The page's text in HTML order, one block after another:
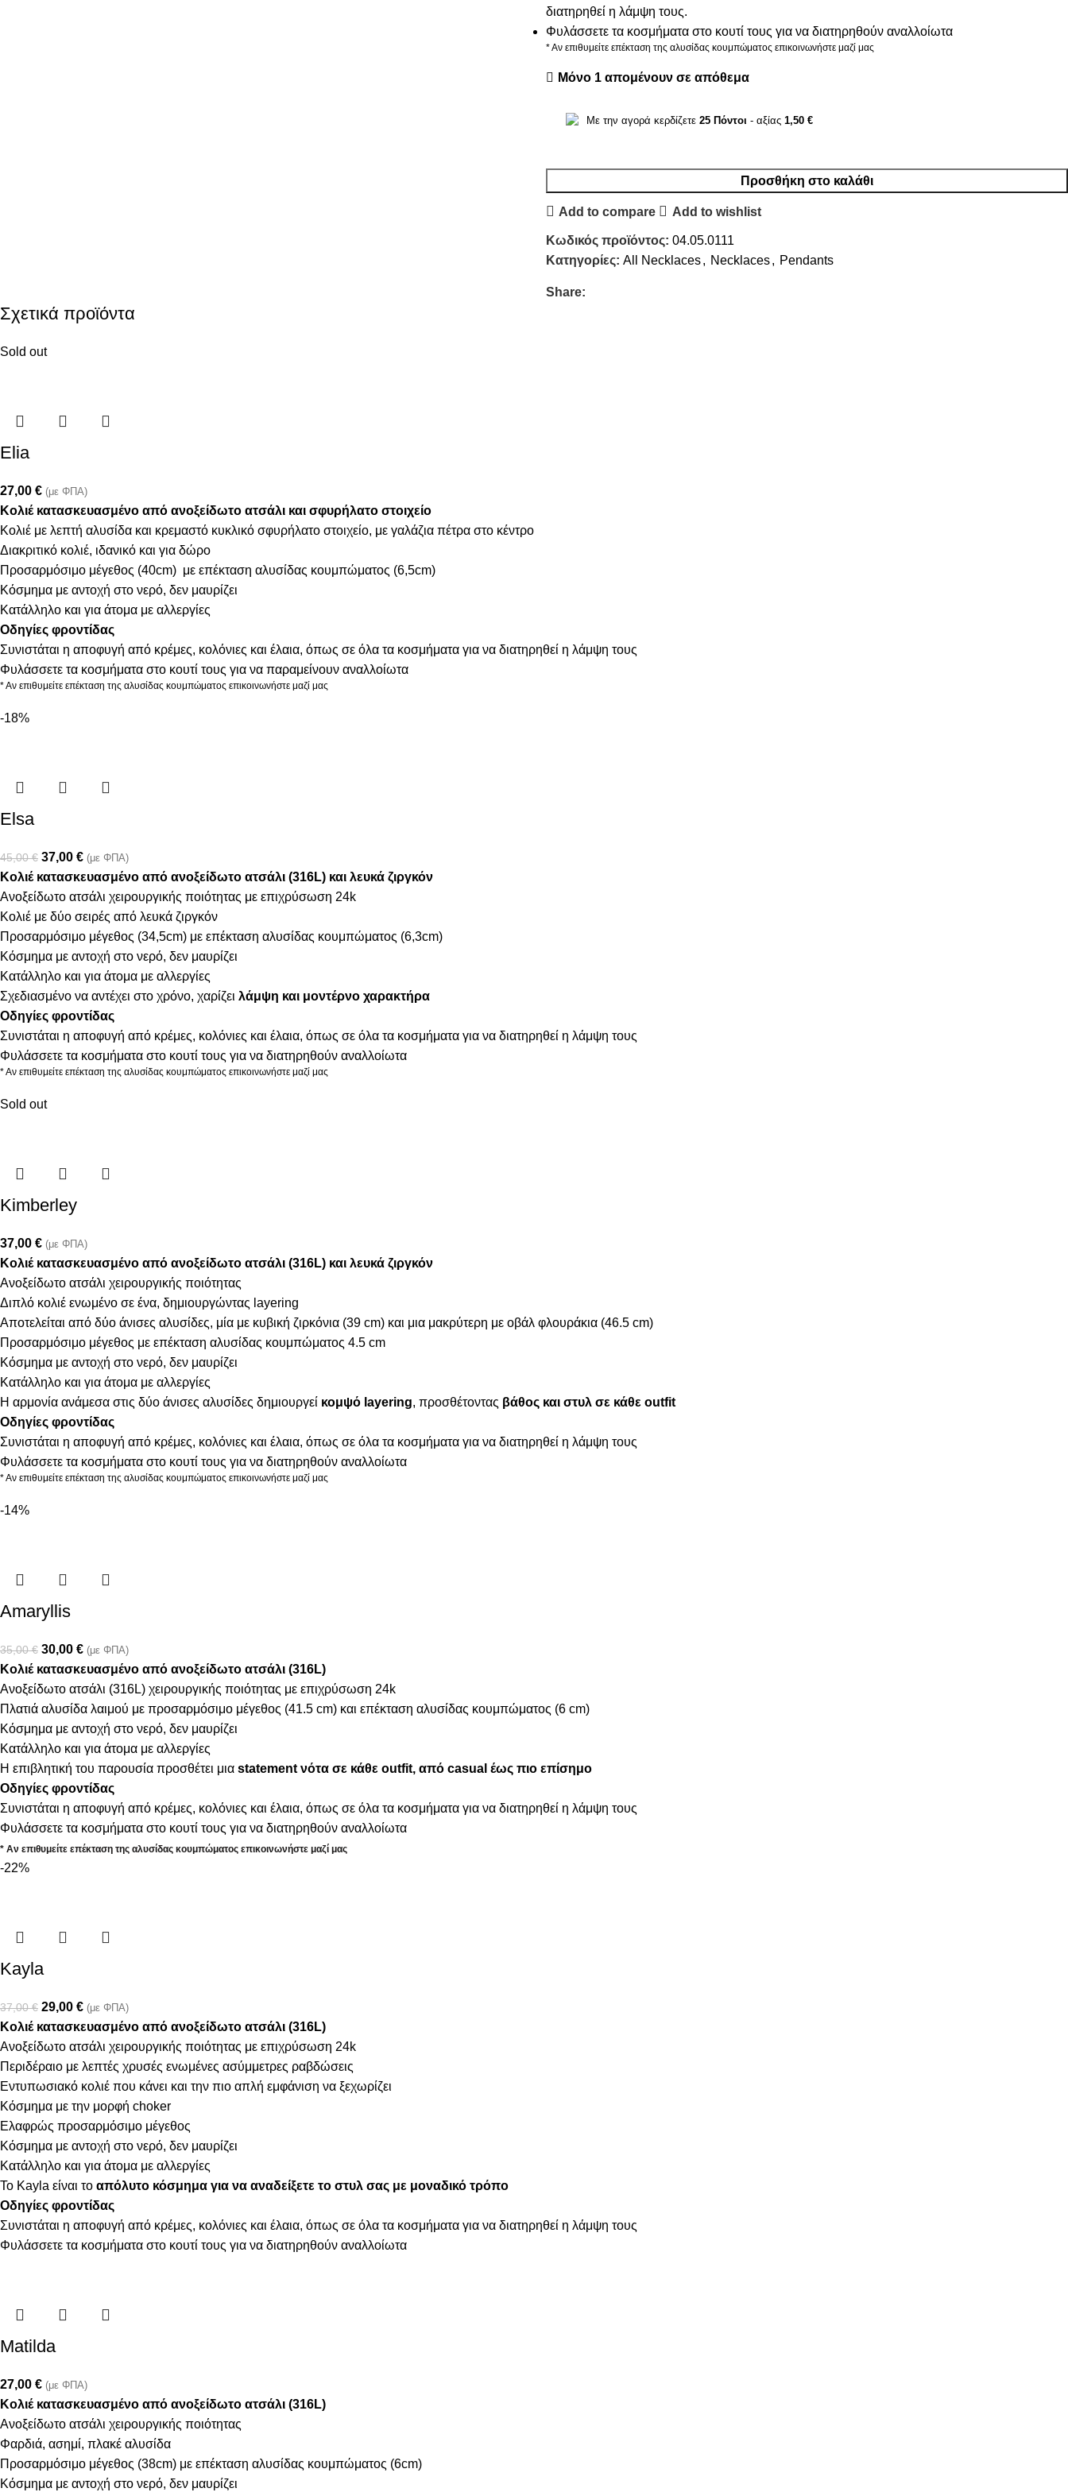
διατηρηθεί η λάμψη τους.
Φυλάσσετε τα κοσμήματα στο κουτί τους για να διατηρηθούν αναλλοίωτα
* Αν επιθυμείτε επέκταση της αλυσίδας κουμπώματος επικοινωνήστε μαζί μας
Μόνο 1 απομένουν σε απόθεμα
Με την αγορά κερδίζετε 25 Πόντοι - αξίας 1,50 €
Προσθήκη στο καλάθι
Add to compare Add to wishlist
Κωδικός προϊόντος: 04.05.0111
Κατηγορίες: All Necklaces, Necklaces, Pendants
Share:
Σχετικά προϊόντα
Sold out
Elia
27,00 € (με ΦΠΑ)
Κολιέ κατασκευασμένο από ανοξείδωτο ατσάλι και σφυρήλατο στοιχείο
Κολιέ με λεπτή αλυσίδα και κρεμαστό κυκλικό σφυρήλατο στοιχείο, με γαλάζια πέτρα στο κέντρο
Διακριτικό κολιέ, ιδανικό και για δώρο
Προσαρμόσιμο μέγεθος (40cm) με επέκταση αλυσίδας κουμπώματος (6,5cm)
Κόσμημα με αντοχή στο νερό, δεν μαυρίζει
Κατάλληλο και για άτομα με αλλεργίες
Οδηγίες φροντίδας
Συνιστάται η αποφυγή από κρέμες, κολόνιες και έλαια, όπως σε όλα τα κοσμήματα για να διατηρηθεί η λάμψη τους
Φυλάσσετε τα κοσμήματα στο κουτί τους για να παραμείνουν αναλλοίωτα
* Αν επιθυμείτε επέκταση της αλυσίδας κουμπώματος επικοινωνήστε μαζί μας
-18%
Elsa
45,00€ 37,00 € (με ΦΠΑ)
Κολιέ κατασκευασμένο από ανοξείδωτο ατσάλι (316L) και λευκά ζιργκόν
Ανοξείδωτο ατσάλι χειρουργικής ποιότητας με επιχρύσωση 24k
Κολιέ με δύο σειρές από λευκά ζιργκόν
Προσαρμόσιμο μέγεθος (34,5cm) με επέκταση αλυσίδας κουμπώματος (6,3cm)
Κόσμημα με αντοχή στο νερό, δεν μαυρίζει
Κατάλληλο και για άτομα με αλλεργίες
Σχεδιασμένο να αντέχει στο χρόνο, χαρίζει λάμψη και μοντέρνο χαρακτήρα
Οδηγίες φροντίδας
Συνιστάται η αποφυγή από κρέμες, κολόνιες και έλαια, όπως σε όλα τα κοσμήματα για να διατηρηθεί η λάμψη τους
Φυλάσσετε τα κοσμήματα στο κουτί τους για να διατηρηθούν αναλλοίωτα
* Αν επιθυμείτε επέκταση της αλυσίδας κουμπώματος επικοινωνήστε μαζί μας
Sold out
Kimberley
37,00 € (με ΦΠΑ)
Κολιέ κατασκευασμένο από ανοξείδωτο ατσάλι (316L) και λευκά ζιργκόν
Ανοξείδωτο ατσάλι χειρουργικής ποιότητας
Διπλό κολιέ ενωμένο σε ένα, δημιουργώντας layering
Αποτελείται από δύο άνισες αλυσίδες, μία με κυβική ζιρκόνια (39 cm) και μια μακρύτερη με οβάλ φλουράκια (46.5 cm)
Προσαρμόσιμο μέγεθος με επέκταση αλυσίδας κουμπώματος 4.5 cm
Κόσμημα με αντοχή στο νερό, δεν μαυρίζει
Κατάλληλο και για άτομα με αλλεργίες
Η αρμονία ανάμεσα στις δύο άνισες αλυσίδες δημιουργεί κομψό layering, προσθέτοντας βάθος και στυλ σε κάθε outfit
Οδηγίες φροντίδας
Συνιστάται η αποφυγή από κρέμες, κολόνιες και έλαια, όπως σε όλα τα κοσμήματα για να διατηρηθεί η λάμψη τους
Φυλάσσετε τα κοσμήματα στο κουτί τους για να διατηρηθούν αναλλοίωτα
* Αν επιθυμείτε επέκταση της αλυσίδας κουμπώματος επικοινωνήστε μαζί μας
-14%
Amaryllis
35,00€ 30,00 € (με ΦΠΑ)
Κολιέ κατασκευασμένο από ανοξείδωτο ατσάλι (316L)
Ανοξείδωτο ατσάλι (316L) χειρουργικής ποιότητας με επιχρύσωση 24k
Πλατιά αλυσίδα λαιμού με προσαρμόσιμο μέγεθος (41.5 cm) και επέκταση αλυσίδας κουμπώματος (6 cm)
Κόσμημα με αντοχή στο νερό, δεν μαυρίζει
Κατάλληλο και για άτομα με αλλεργίες
Η επιβλητική του παρουσία προσθέτει μια statement νότα σε κάθε outfit, από casual έως πιο επίσημο
Οδηγίες φροντίδας
Συνιστάται η αποφυγή από κρέμες, κολόνιες και έλαια, όπως σε όλα τα κοσμήματα για να διατηρηθεί η λάμψη τους
Φυλάσσετε τα κοσμήματα στο κουτί τους για να διατηρηθούν αναλλοίωτα
* Αν επιθυμείτε επέκταση της αλυσίδας κουμπώματος επικοινωνήστε μαζί μας
-22%
Kayla
37,00€ 29,00 € (με ΦΠΑ)
Κολιέ κατασκευασμένο από ανοξείδωτο ατσάλι (316L)
Ανοξείδωτο ατσάλι χειρουργικής ποιότητας με επιχρύσωση 24k
Περιδέραιο με λεπτές χρυσές ενωμένες ασύμμετρες ραβδώσεις
Εντυπωσιακό κολιέ που κάνει και την πιο απλή εμφάνιση να ξεχωρίζει
Κόσμημα με την μορφή choker
Ελαφρώς προσαρμόσιμο μέγεθος
Κόσμημα με αντοχή στο νερό, δεν μαυρίζει
Κατάλληλο και για άτομα με αλλεργίες
Το Kayla είναι το απόλυτο κόσμημα για να αναδείξετε το στυλ σας με μοναδικό τρόπο
Οδηγίες φροντίδας
Συνιστάται η αποφυγή από κρέμες, κολόνιες και έλαια, όπως σε όλα τα κοσμήματα για να διατηρηθεί η λάμψη τους
Φυλάσσετε τα κοσμήματα στο κουτί τους για να διατηρηθούν αναλλοίωτα
Matilda
27,00 € (με ΦΠΑ)
Κολιέ κατασκευασμένο από ανοξείδωτο ατσάλι (316L)
Ανοξείδωτο ατσάλι χειρουργικής ποιότητας
Φαρδιά, ασημί, πλακέ αλυσίδα
Προσαρμόσιμο μέγεθος (38cm) με επέκταση αλυσίδας κουμπώματος (6cm)
Κόσμημα με αντοχή στο νερό, δεν μαυρίζει